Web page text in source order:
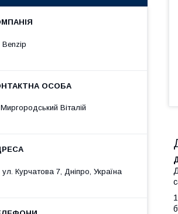
Benzip
Миргородський Віталій
ул. Курчатова 7, Дніпро, Україна